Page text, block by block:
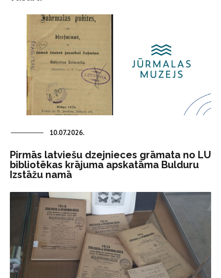
10.07.2026.
Pirmās latviešu dzejnieces grāmata no LU
bibliotēkas krājuma apskatāma Bulduru
Izstāžu namā